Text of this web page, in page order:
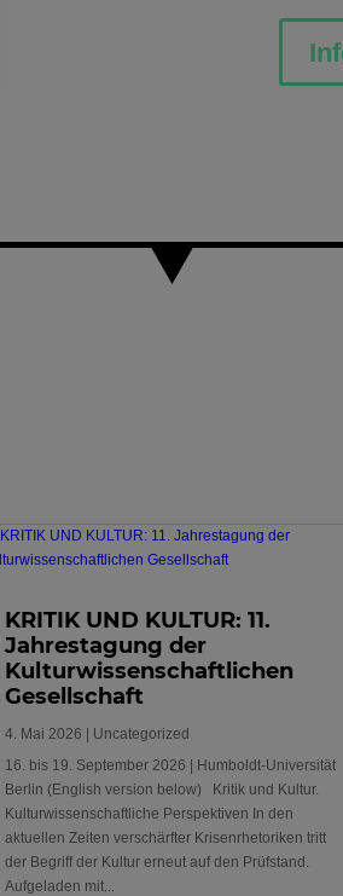
KRITIK UND KULTUR: 11.
Jahrestagung der
Kulturwissenschaftlichen
Gesellschaft
4. Mai 2026 | Uncategorized
16. bis 19. September 2026 | Humboldt-Universität
Berlin (English version below) Kritik und Kultur.
Kulturwissenschaftliche Perspektiven In den
aktuellen Zeiten verschärfter Krisenrhetoriken tritt
der Begriff der Kultur erneut auf den Prüfstand.
Aufgeladen mit...